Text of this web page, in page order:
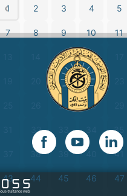
1 2 3 4 5
7 8 9 10 11
15 16
21 22
27 28
32 35
38 39 40 41
43 44 45 46 47